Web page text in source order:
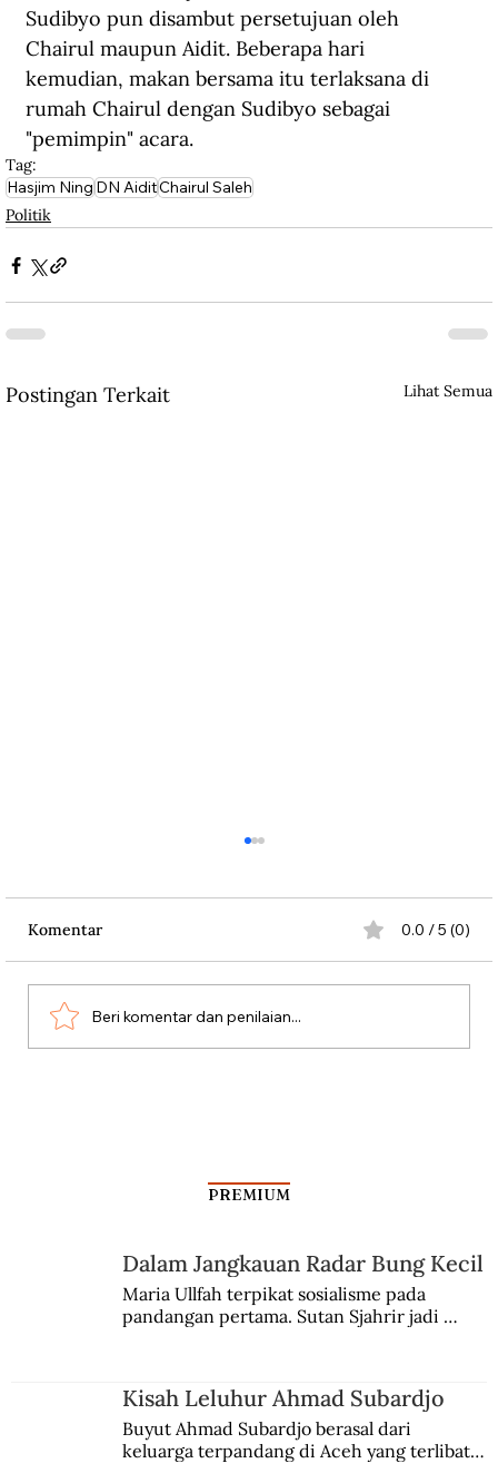
Sudibyo pun disambut persetujuan oleh
Chairul maupun Aidit. Beberapa hari
kemudian, makan bersama itu terlaksana di
rumah Chairul dengan Sudibyo sebagai
"pemimpin" acara.
Tag:
Hasjim NingDN AiditChairul Saleh
Politik
Postingan Terkait Lihat Semua
Komentar 0.0 / 5 (0)
Beri komentar dan penilaian...
PREMIUM
Dalam Jangkauan Radar Bung Kecil
Maria Ullfah terpikat sosialisme pada
pandangan pertama. Sutan Sjahrir jadi
Kisah Leluhur Ahmad Subardjo
Buyut Ahmad Subardjo berasal dari
keluarga terpandang di Aceh yang terlibat